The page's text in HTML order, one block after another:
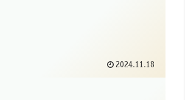
2024.11.18